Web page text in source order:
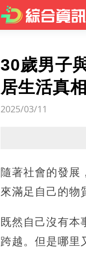
30歲男子
居生活真
2025/03/11
隨著社會的發展
來滿足自己的物
既然自己沒有本
跨越。但是哪里